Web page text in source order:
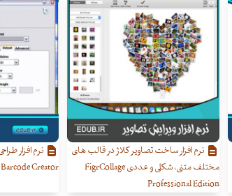
نرم افزار ساخت تصاویر کلاژ در قالب های
مختلف متنی، شکلی و عددی FigrCollage
Professional Edition
Barcode Creator